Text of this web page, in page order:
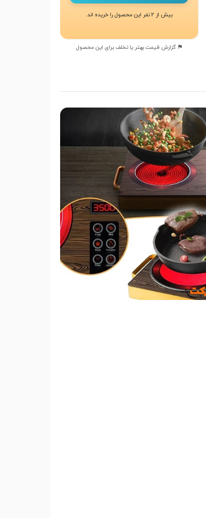
بیش از 2 نفر این محصول را خریده اند.
گزارش قیمت بهتر یا تخلف برای این محصول